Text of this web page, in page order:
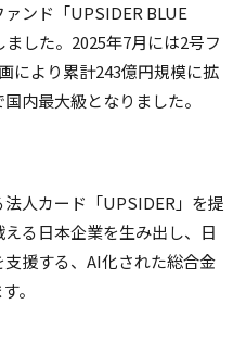
ンド「UPSIDER BLUE
した。2025年7月には2号フ
により累計243億円規模に拡
内最大級となりました。
人カード「UPSIDER」を提
る日本企業を生み出し、日
援する、AI化された総合金
。